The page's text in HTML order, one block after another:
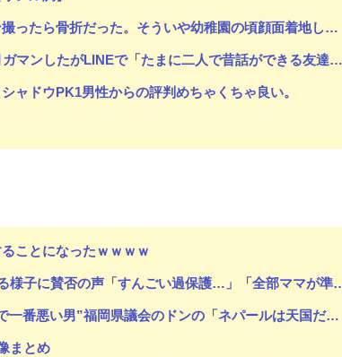
や幼稚園の頃顔面着地したことがあったが、 母ちゃん当時気づかなかったのかよ・・・
たまに二人で昔話ができる友達になろう」的なメッセ送信した。昨日まで既読無視
ャドウPK1男性からの評判めちゃくちゃ良い。
ことになったｗｗｗｗ
否の声「すんごい過保護…」「全部ママが準備してくれるんだ」
「ネパールは天国だった」発言に批判続出…隣県の熊本は地震で過酷な避難生活中の“無神経”ぶり
まとめ